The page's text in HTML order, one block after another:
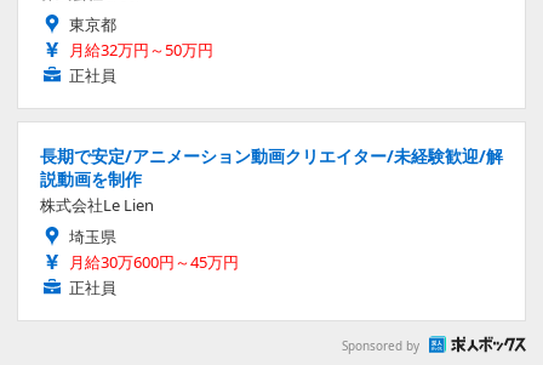
東京都
月給32万円～50万円
正社員
長期で安定/アニメーション動画クリエイター/未経験歓迎/解
説動画を制作
株式会社Le Lien
埼玉県
月給30万600円～45万円
正社員
Sponsored by